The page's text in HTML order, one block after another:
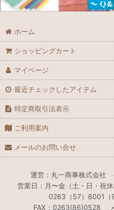
ホーム
ショッピングカート
マイページ
最近チェックしたアイテム
特定商取引法表示
ご利用案内
メールのお問い合せ
運営：丸一商事株式会社
営業日：月〜金（土・日・祝
0263（57）8001（
FAX：0263(86)0528